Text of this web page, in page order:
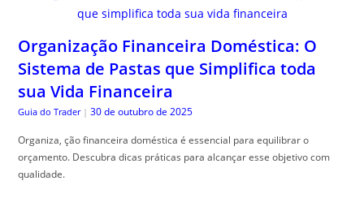
Organização Financeira Doméstica: O
Sistema de Pastas que Simplifica toda
sua Vida Financeira
Guia do Trader | 30 de outubro de 2025
Organiza, ção financeira doméstica é essencial para equilibrar o
orçamento. Descubra dicas práticas para alcançar esse objetivo com
qualidade.